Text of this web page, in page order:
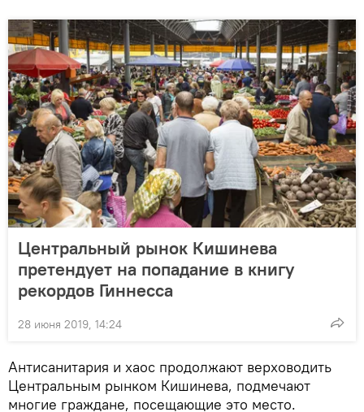
Центральный рынок Кишинева
претендует на попадание в книгу
рекордов Гиннесса
28 июня 2019, 14:24
Антисанитария и хаос продолжают верховодить
Центральным рынком Кишинева, подмечают
многие граждане, посещающие это место.